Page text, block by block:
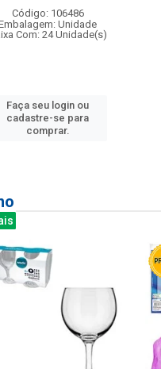
Código: 106486
Unidade
Com: 24 Unidade(s)
Faça seu login ou
cadastre-se para
comprar.